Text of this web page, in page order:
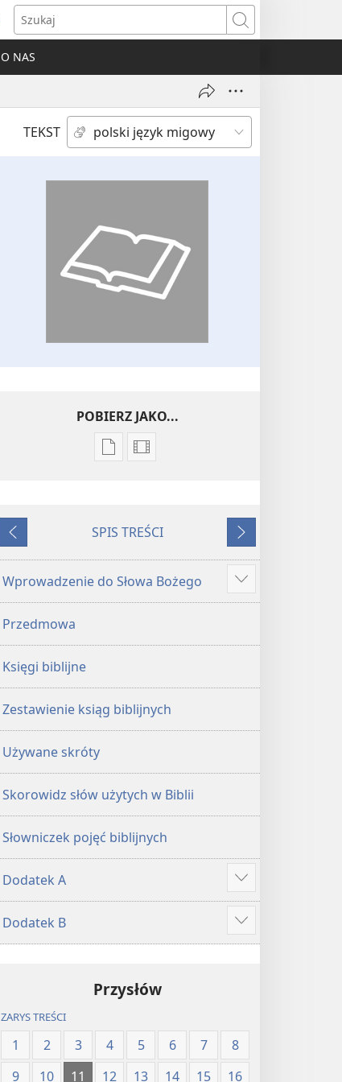
Szukaj
O NAS
TEKST
POBIERZ JAKO...
Ustawienia
Pismo
w Przekładzie
Nowego
z roku
Opcje
Święte
Nowego
Świata
2018)
WSTECZ
SPIS TREŚCI
DALEJ
Wprowadzenie do Słowa Bożego
Show
more
Przedmowa
Księgi biblijne
Zestawienie ksiąg biblijnych
Używane skróty
Skorowidz słów użytych w Biblii
Słowniczek pojęć biblijnych
Dodatek A
Show
more
Dodatek B
Show
more
Przysłów
ZARYS TREŚCI
1 2 3 4 5 6 7
8
9
10 11 12 13 14 15
16